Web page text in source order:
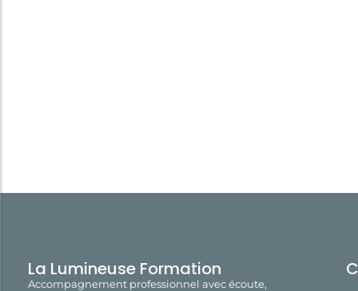
La Lumineuse Formation
Accompagnement professionnel avec écoute,